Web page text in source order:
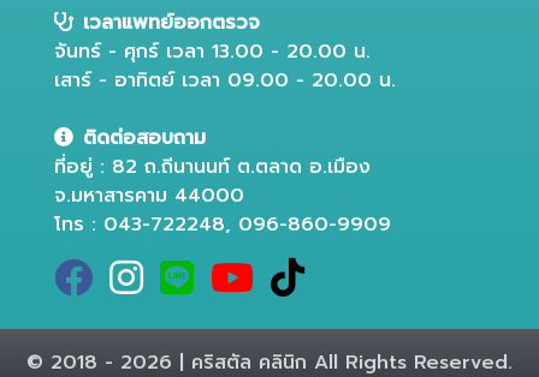
เวลาแพทย์ออกตรวจ
จันทร์ - ศุกร์ เวลา 13.00 - 20.00 น.
เสาร์ - อาทิตย์ เวลา 09.00 - 20.00 น.
ติดต่อสอบถาม
ที่อยู่ : 82 ถ.ถีนานนท์ ต.ตลาด อ.เมือง
จ.มหาสารคาม 44000
โทร : 043-722248, 096-860-9909
© 2018 - 2026 | คริสตัล คลินิก All Rights Reserved.